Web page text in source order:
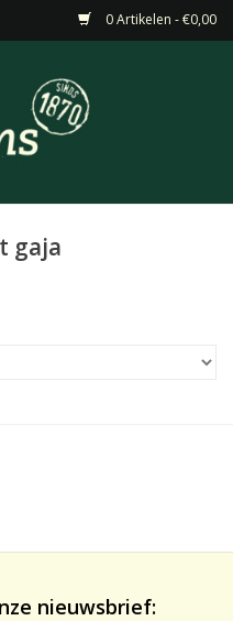
0 Artikelen - €0,00
gaja
nieuwsbrief: